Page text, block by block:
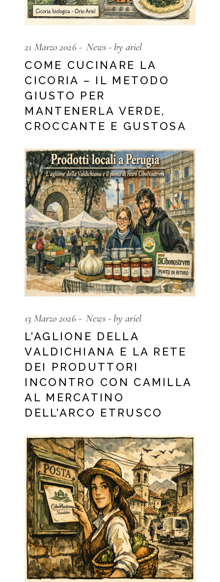
21 Marzo 2026 News by ariel
COME CUCINARE LA
CICORIA – IL METODO
GIUSTO PER
MANTENERLA VERDE,
CROCCANTE E GUSTOSA
13 Marzo 2026 News by ariel
L’AGLIONE DELLA
VALDICHIANA E LA RETE
DEI PRODUTTORI
INCONTRO CON CAMILLA
AL MERCATINO
DELL’ARCO ETRUSCO